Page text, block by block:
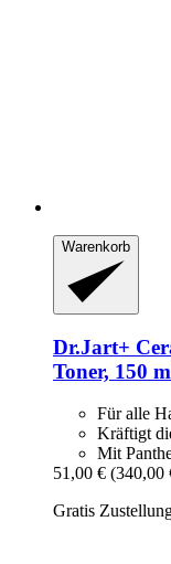
Warenkorb
Dr.Jart+
Toner, 150
Für alle
Kräftigt
Mit
51,00 € (340,00
Gratis